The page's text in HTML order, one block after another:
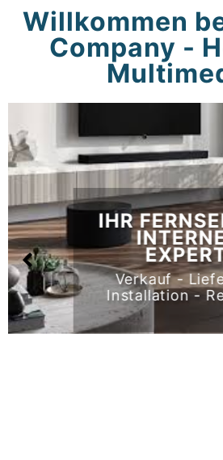
Willkommen
Company -
IHR
Verkauf -
Installation -